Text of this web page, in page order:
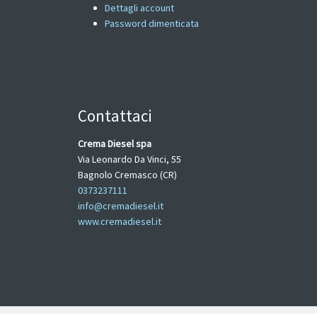
Dettagli account
Password dimenticata
Contattaci
Crema Diesel spa
Via Leonardo Da Vinci, 55
Bagnolo Cremasco (CR)
0373237111
info@cremadiesel.it
www.cremadiesel.it